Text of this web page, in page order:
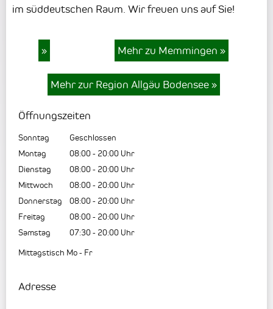
im süddeutschen Raum. Wir freuen uns auf Sie!
» Mehr zu Memmingen »
Mehr zur Region Allgäu Bodensee »
Öffnungszeiten
Sonntag
Geschlossen
Montag
08:00- 20:00 Uhr
Dienstag
08:00- 20:00 Uhr
Mittwoch
08:00- 20:00 Uhr
Donnerstag
08:00- 20:00 Uhr
Freitag
08:00- 20:00 Uhr
Samstag
07:30- 20:00 Uhr
Mittagstisch Mo - Fr
Adresse